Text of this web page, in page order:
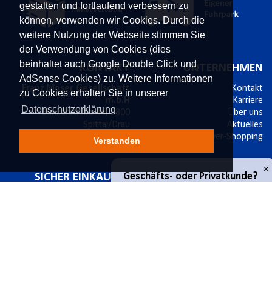
gestalten und fortlaufend verbessern zu
können, verwenden wir Cookies. Durch die
weitere Nutzung der Webseite stimmen Sie
der Verwendung von Cookies (dies
beinhaltet auch Google Double Click und
AdSense Cookies) zu. Weitere Informationen
zu Cookies erhalten Sie in unserer
Datenschutzerklärung
Verstanden
KONTAKT
Franz Moser Gesellschaft
m.b.H
Bünkerstraße 44,9800
Spittal/Drau
+43 4762 5401 287
UNTERNEHMEN
Kontakt
Karriere
Über uns
Aktuelles
Power-Shopping
SICHER EINKAUFEN INFORMATIONEN
×